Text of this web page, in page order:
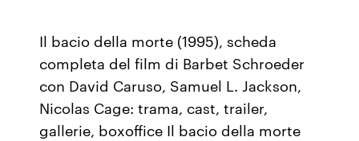
Il bacio della morte (1995), scheda
completa del film di Barbet Schroeder
con David Caruso, Samuel L. Jackson,
Nicolas Cage: trama, cast, trailer,
gallerie, boxoffice Il bacio della morte